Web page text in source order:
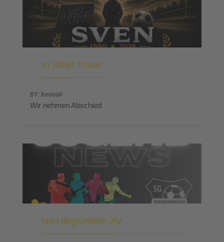
In Stiller Trauer
BY: fussball
Wir nehmen Abschied
Neu gegründete JIV